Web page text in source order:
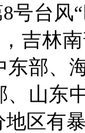
号台风
吉林
东部、
、山东
区有